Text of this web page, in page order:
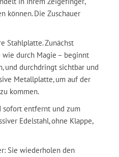
können. Die Zuschauer
Stahlplatte. Zunächst
wie durch Magie – beginnt
und durchdringt sichtbar und
Metallplatte, um auf der
kommen.
entfernt und zum
Edelstahl, ohne Klappe,
Sie wiederholen den